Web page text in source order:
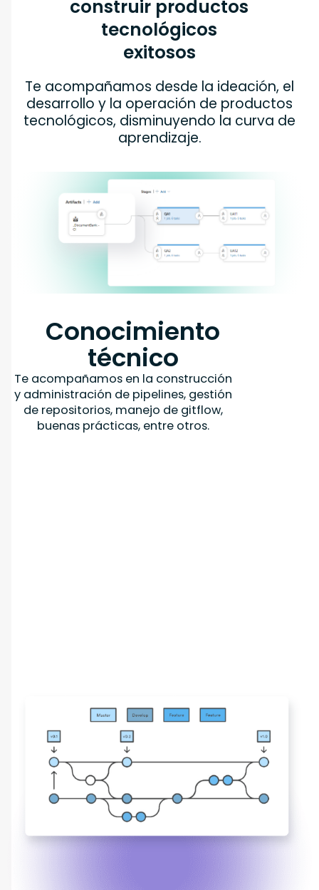
construir productos
tecnológicos
exitosos
Te acompañamos desde la ideación, el
desarrollo y la operación de productos
tecnológicos, disminuyendo la curva de
aprendizaje.
Conocimiento
técnico
Te acompañamos en la construcción
y administración de pipelines, gestión
de repositorios, manejo de gitflow,
buenas prácticas, entre otros.